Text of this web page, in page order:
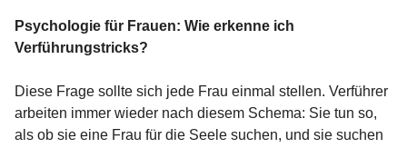
Psychologie für Frauen: Wie erkenne ich
Verführungstricks?
Diese Frage sollte sich jede Frau einmal stellen. Verführer
arbeiten immer wieder nach diesem Schema: Sie tun so,
als ob sie eine Frau für die Seele suchen, und sie suchen